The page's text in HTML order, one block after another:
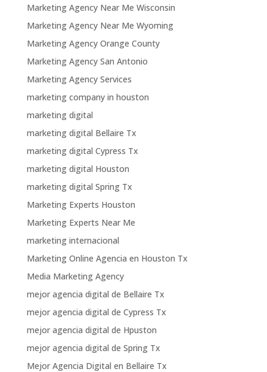
Marketing Agency Near Me Wisconsin
Marketing Agency Near Me Wyoming
Marketing Agency Orange County
Marketing Agency San Antonio
Marketing Agency Services
marketing company in houston
marketing digital
marketing digital Bellaire Tx
marketing digital Cypress Tx
marketing digital Houston
marketing digital Spring Tx
Marketing Experts Houston
Marketing Experts Near Me
marketing internacional
Marketing Online Agencia en Houston Tx
Media Marketing Agency
mejor agencia digital de Bellaire Tx
mejor agencia digital de Cypress Tx
mejor agencia digital de Hpuston
mejor agencia digital de Spring Tx
Mejor Agencia Digital en Bellaire Tx